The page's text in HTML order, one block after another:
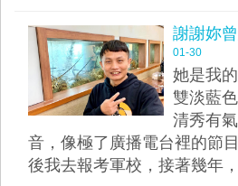
謝謝妳
01-30
她是我
雙淡藍
清秀有
音，像極了廣播電台裡的節
後我去報考軍校，接著幾年